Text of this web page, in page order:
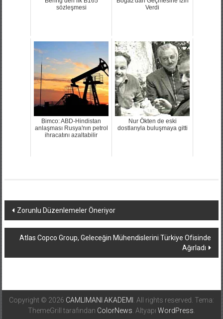
sözleşmesi
Verdi
Bimco: ABD-Hindistan
anlaşması Rusya'nın petrol
ihracatını azaltabilir
Nur Ökten de eski
dostlarıyla buluşmaya gitti
Yazı
dolaşımı
Zorunlu Düzenlemeler Öneriyor
Atlas Copco Group, Geleceğin Mühendislerini Türkiye Ofisinde
Ağırladı
Copyright © 2026 CAMLIMANI AKADEMI
. All rights reserved. Tema:
ThemeGrill tarafından ColorNews . Altyapı WordPress